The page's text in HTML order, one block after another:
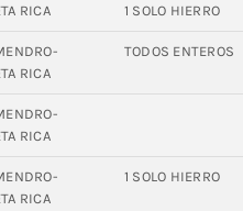
RICA 1 SOLO HIERRO
RICA
TODOS ENTEROS
RICA
RICA
1 SOLO HIERRO